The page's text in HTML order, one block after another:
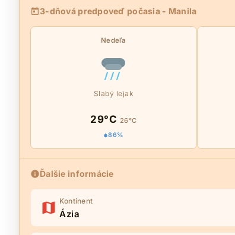
3-dňová predpoveď počasia - Manila
Nedeľa
Slabý lejak
29°C 26°C
86%
Ďalšie informácie
Kontinent
Ázia